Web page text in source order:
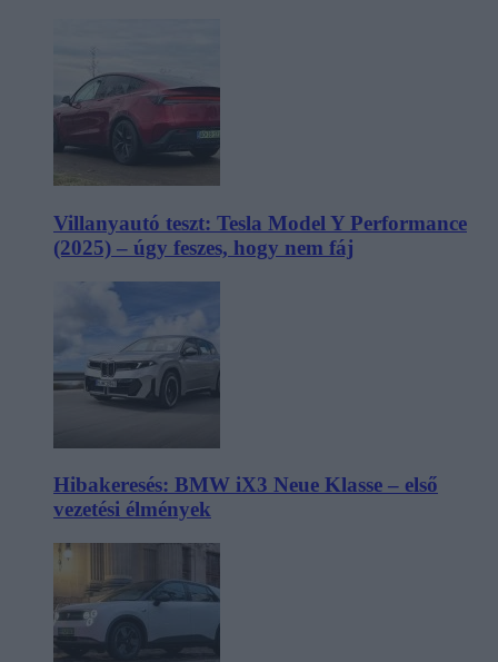
Villanyautó teszt: Tesla Model Y Performance
(2025) – úgy feszes, hogy nem fáj
Hibakeresés: BMW iX3 Neue Klasse – első
vezetési élmények